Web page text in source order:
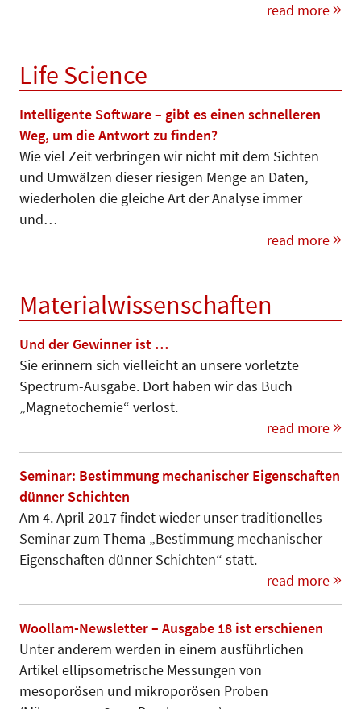
read more
Life Science
Intelligente Software – gibt es einen schnelleren
Weg, um die Antwort zu finden?
Wie viel Zeit verbringen wir nicht mit dem Sichten
und Umwälzen dieser riesigen Menge an Daten,
wiederholen die gleiche Art der Analyse immer
und…
read more
Materialwissenschaften
Und der Gewinner ist …
Sie erinnern sich vielleicht an unsere vorletzte
Spectrum-Ausgabe. Dort haben wir das Buch
„Magnetochemie“ verlost.
read more
Seminar: Bestimmung mechanischer Eigenschaften
dünner Schichten
Am 4. April 2017 findet wieder unser traditionelles
Seminar zum The­ma „Bestimmung mechanischer
Eigen­schaften dünner Schichten“ statt.
read more
Woollam-Newsletter – Ausgabe 18 ist erschienen
Unter anderem werden in einem ausführlichen
Artikel ellipsometrische Messungen von
mesoporösen und mi­kroporösen Proben